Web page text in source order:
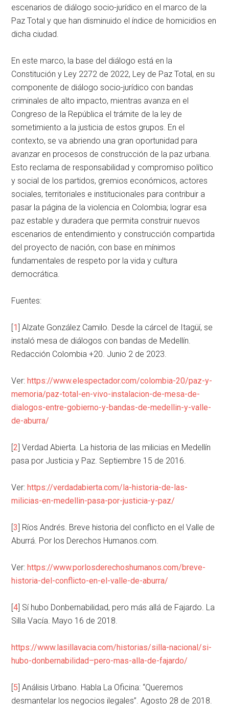
escenarios de diálogo socio-jurídico en el marco de la
Paz Total y que han disminuido el índice de homicidios en
dicha ciudad.
En este marco, la base del diálogo está en la
Constitución y Ley 2272 de 2022, Ley de Paz Total, en su
componente de diálogo socio-jurídico con bandas
criminales de alto impacto, mientras avanza en el
Congreso de la República el trámite de la ley de
sometimiento a la justicia de estos grupos. En el
contexto, se va abriendo una gran oportunidad para
avanzar en procesos de construcción de la paz urbana.
Esto reclama de responsabilidad y compromiso político
y social de los partidos, gremios económicos, actores
sociales, territoriales e institucionales para contribuir a
pasar la página de la violencia en Colombia; lograr esa
paz estable y duradera que permita construir nuevos
escenarios de entendimiento y construcción compartida
del proyecto de nación, con base en mínimos
fundamentales de respeto por la vida y cultura
democrática.
Fuentes:
[1] Alzate González Camilo. Desde la cárcel de Itagüí, se
instaló mesa de diálogos con bandas de Medellín.
Redacción Colombia +20. Junio 2 de 2023.
Ver:https://www.elespectador.com/colombia-20/paz-y-
memoria/paz-total-en-vivo-instalacion-de-mesa-de-
dialogos-entre-gobierno-y-bandas-de-medellin-y-valle-
de-aburra/
[2] Verdad Abierta. La historia de las milicias en Medellín
pasa por Justicia y Paz. Septiembre 15 de 2016.
Ver:https://verdadabierta.com/la-historia-de-las-
milicias-en-medellin-pasa-por-justicia-y-paz/
[3] Ríos Andrés. Breve historia del conflicto en el Valle de
Aburrá. Por los Derechos Humanos.com.
Ver:https://www.porlosderechoshumanos.com/breve-
historia-del-conflicto-en-el-valle-de-aburra/
[4] Sí hubo Donbernabilidad, pero más allá de Fajardo. La
Silla Vacía. Mayo 16 de 2018.
https://www.lasillavacia.com/historias/silla-nacional/si-
hubo-donbernabilidad–pero-mas-alla-de-fajardo/
[5] Análisis Urbano. Habla La Oficina: “Queremos
desmantelar los negocios ilegales”. Agosto 28 de 2018.